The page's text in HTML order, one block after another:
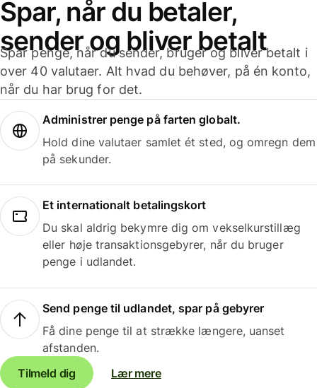
Spar, når du betaler,
sender og bliver betalt
Spar penge, når du sender, bruger og bliver betalt i
over 40 valutaer. Alt hvad du behøver, på én konto,
når du har brug for det.
Administrer penge på farten globalt.
Hold dine valutaer samlet ét sted, og omregn dem
på sekunder.
Et internationalt betalingskort
Du skal aldrig bekymre dig om vekselkurstillæg
eller høje transaktionsgebyrer, når du bruger
penge i udlandet.
Send penge til udlandet, spar på gebyrer
Få dine penge til at strække længere, uanset
afstanden.
Tilmeld dig
Lær mere